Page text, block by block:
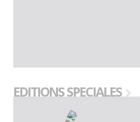
EDITIONS SPECIALES